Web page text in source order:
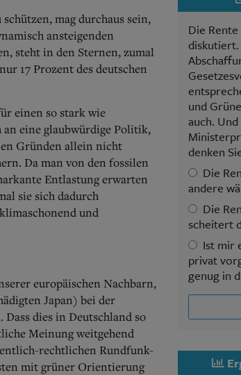
mag durchaus sein,
ansteigenden
steht in den Sternen, zumal
17 Prozent des deutschen
einen so stark wie
eine glaubwürdige Politik,
Gründen allein nicht
Da man von den fossilen
Entlastung erwarten
sie sich dadurch
und
europäischen Nachbarn,
Japan) bei der
dies in Deutschland so
Meinung weitgehend
rechtlichen Rundfunk-
mit grüner Orientierung
Die
und
auch.
denken
Die
andere
Die
scheitert
Ist mir
privat
genug in